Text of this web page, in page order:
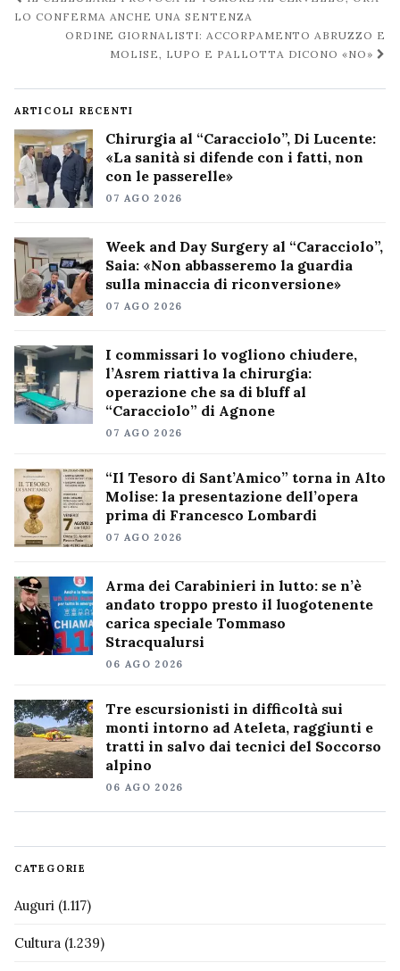
post
LO CONFERMA ANCHE UNA SENTENZA
ORDINE GIORNALISTI: ACCORPAMENTO ABRUZZO E
MOLISE, LUPO E PALLOTTA DICONO «NO»
ARTICOLI RECENTI
Chirurgia al “Caracciolo”, Di Lucente:
«La sanità si difende con i fatti, non
con le passerelle»
07 AGO 2026
Week and Day Surgery al “Caracciolo”,
Saia: «Non abbasseremo la guardia
sulla minaccia di riconversione»
07 AGO 2026
I commissari lo vogliono chiudere,
l’Asrem riattiva la chirurgia:
operazione che sa di bluff al
“Caracciolo” di Agnone
07 AGO 2026
“Il Tesoro di Sant’Amico” torna in Alto
Molise: la presentazione dell’opera
prima di Francesco Lombardi
07 AGO 2026
Arma dei Carabinieri in lutto: se n’è
andato troppo presto il luogotenente
carica speciale Tommaso
Stracqualursi
06 AGO 2026
Tre escursionisti in difficoltà sui
monti intorno ad Ateleta, raggiunti e
tratti in salvo dai tecnici del Soccorso
alpino
06 AGO 2026
CATEGORIE
Auguri (1.117)
Cultura (1.239)